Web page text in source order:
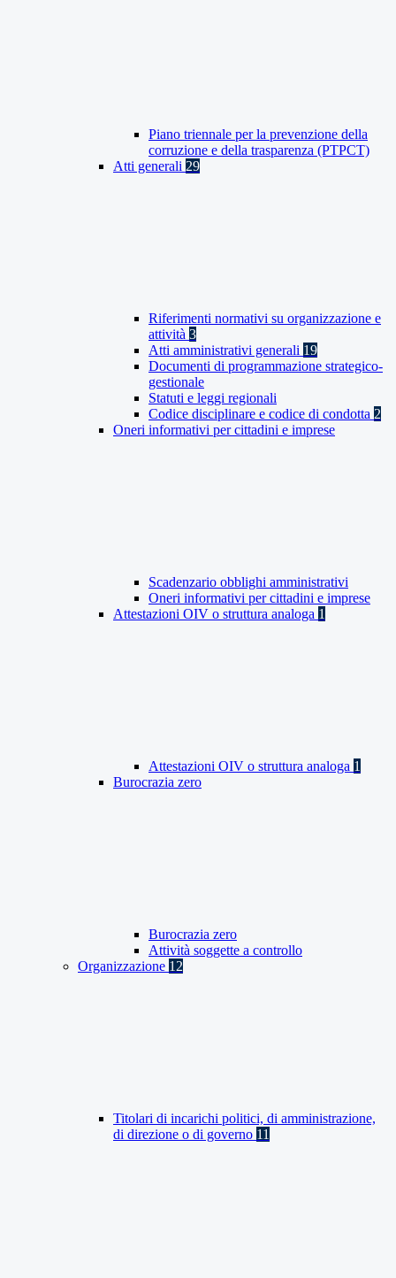
Piano triennale per la prevenzione della
corruzione e della trasparenza (PTPCT)
Atti generali 29
Riferimenti normativi su organizzazione e
attività 3
Atti amministrativi generali 19
Documenti di programmazione strategico-
gestionale
Statuti e leggi regionali
Codice disciplinare e codice di condotta 2
Oneri informativi per cittadini e imprese
Scadenzario obblighi amministrativi
Oneri informativi per cittadini e imprese
Attestazioni OIV o struttura analoga 1
Attestazioni OIV o struttura analoga 1
Burocrazia zero
Burocrazia zero
Attività soggette a controllo
Organizzazione 12
Titolari di incarichi politici, di amministrazione,
di direzione o di governo 11